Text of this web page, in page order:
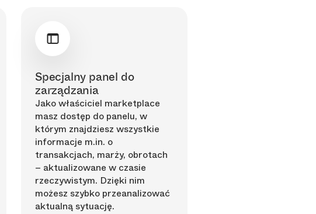
Specjalny panel do
zarządzania
Jako właściciel marketplace
masz dostęp do panelu, w
którym znajdziesz wszystkie
informacje m.in. o
transakcjach, marży, obrotach
– aktualizowane w czasie
rzeczywistym. Dzięki nim
możesz szybko przeanalizować
aktualną sytuację.